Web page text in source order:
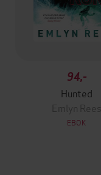
94,-
Hunted
Emlyn Rees
EBOK